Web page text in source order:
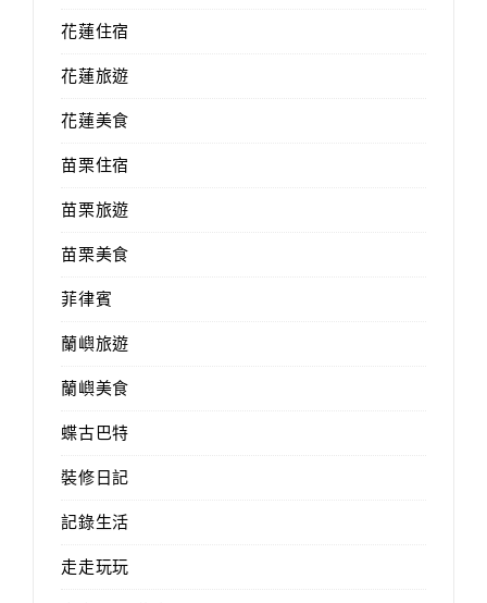
花蓮住宿
花蓮旅遊
花蓮美食
苗栗住宿
苗栗旅遊
苗栗美食
菲律賓
蘭嶼旅遊
蘭嶼美食
蝶古巴特
裝修日記
記錄生活
走走玩玩